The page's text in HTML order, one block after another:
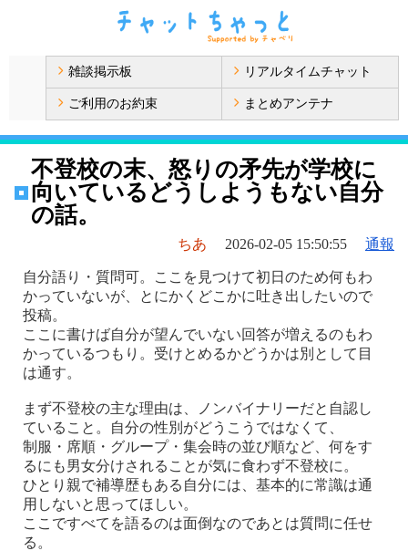
雑談掲示板 リアルタイムチャット
ご利用のお約束 まとめアンテナ
不登校の末、怒りの矛先が学校に
向いているどうしようもない自分
の話。
ちあ 2026-02-05 15:50:55 通報
自分語り・質問可。ここを見つけて初日のため何もわ
かっていないが、とにかくどこかに吐き出したいので
投稿。
ここに書けば自分が望んでいない回答が増えるのもわ
かっているつもり。受けとめるかどうかは別として目
は通す。
まず不登校の主な理由は、ノンバイナリーだと自認し
ていること。自分の性別がどうこうではなくて、
制服・席順・グループ・集会時の並び順など、何をす
るにも男女分けされることが気に食わず不登校に。
ひとり親で補導歴もある自分には、基本的に常識は通
用しないと思ってほしい。
ここですべてを語るのは面倒なのであとは質問に任せ
る。